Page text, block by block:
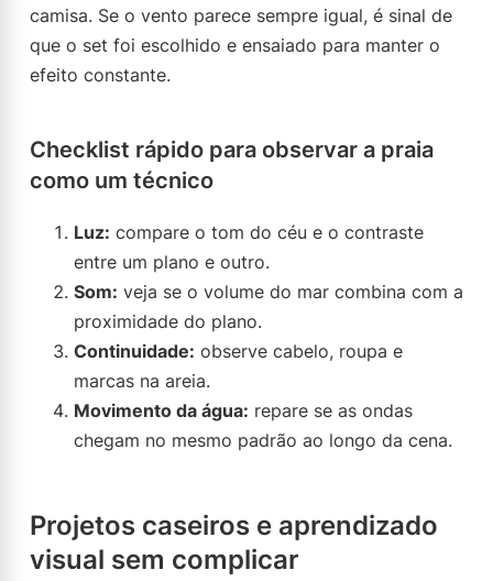
camisa. Se o vento parece sempre igual, é sinal de
que o set foi escolhido e ensaiado para manter o
efeito constante.
Checklist rápido para observar a praia
como um técnico
Luz: compare o tom do céu e o contraste
entre um plano e outro.
Som: veja se o volume do mar combina com a
proximidade do plano.
Continuidade: observe cabelo, roupa e
marcas na areia.
Movimento da água: repare se as ondas
chegam no mesmo padrão ao longo da cena.
Projetos caseiros e aprendizado
visual sem complicar